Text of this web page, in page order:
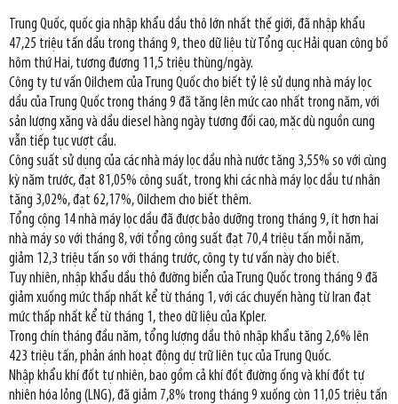
Trung Quốc, quốc gia nhập khẩu dầu thô lớn nhất thế giới, đã nhập khẩu
47,25 triệu tấn dầu trong tháng 9, theo dữ liệu từ Tổng cục Hải quan công bố
hôm thứ Hai, tương đương 11,5 triệu thùng/ngày.
Công ty tư vấn Oilchem của Trung Quốc cho biết tỷ lệ sử dụng nhà máy lọc
dầu của Trung Quốc trong tháng 9 đã tăng lên mức cao nhất trong năm, với
sản lượng xăng và dầu diesel hàng ngày tương đối cao, mặc dù nguồn cung
vẫn tiếp tục vượt cầu.
Công suất sử dụng của các nhà máy lọc dầu nhà nước tăng 3,55% so với cùng
kỳ năm trước, đạt 81,05% công suất, trong khi các nhà máy lọc dầu tư nhân
tăng 3,02%, đạt 62,17%, Oilchem cho biết thêm.
Tổng cộng 14 nhà máy lọc dầu đã được bảo dưỡng trong tháng 9, ít hơn hai
nhà máy so với tháng 8, với tổng công suất đạt 70,4 triệu tấn mỗi năm,
giảm 12,3 triệu tấn so với tháng trước, công ty tư vấn này cho biết.
Tuy nhiên, nhập khẩu dầu thô đường biển của Trung Quốc trong tháng 9 đã
giảm xuống mức thấp nhất kể từ tháng 1, với các chuyến hàng từ Iran đạt
mức thấp nhất kể từ tháng 1, theo dữ liệu của Kpler.
Trong chín tháng đầu năm, tổng lượng dầu thô nhập khẩu tăng 2,6% lên
423 triệu tấn, phản ánh hoạt động dự trữ liên tục của Trung Quốc.
Nhập khẩu khí đốt tự nhiên, bao gồm cả khí đốt đường ống và khí đốt tự
nhiên hóa lỏng (LNG), đã giảm 7,8% trong tháng 9 xuống còn 11,05 triệu tấn